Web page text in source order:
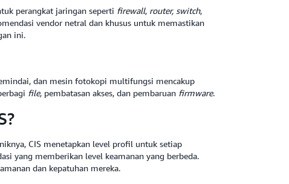
perangkat jaringan seperti firewall, router, switch,
vendor netral dan khusus untuk memastikan
ini.
dan mesin fotokopi multifungsi mencakup
file, pembatasan akses, dan pembaruan firmware.
CIS menetapkan level profil untuk setiap
yang memberikan level keamanan yang berbeda.
dan kepatuhan mereka.